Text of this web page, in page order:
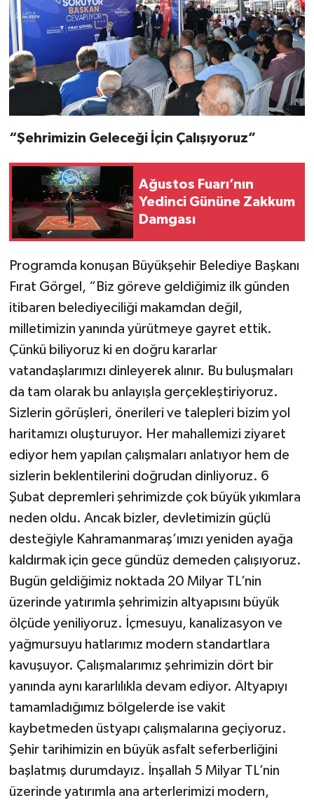
“Şehrimizin Geleceği İçin Çalışıyoruz”
Ağustos Fuarı’nın
Yedinci Gününe Zakkum
Damgası
Programda konuşan Büyükşehir Belediye Başkanı
Fırat Görgel, “Biz göreve geldiğimiz ilk günden
itibaren belediyeciliği makamdan değil,
milletimizin yanında yürütmeye gayret ettik.
Çünkü biliyoruz ki en doğru kararlar
vatandaşlarımızı dinleyerek alınır. Bu buluşmaları
da tam olarak bu anlayışla gerçekleştiriyoruz.
Sizlerin görüşleri, önerileri ve talepleri bizim yol
haritamızı oluşturuyor. Her mahallemizi ziyaret
ediyor hem yapılan çalışmaları anlatıyor hem de
sizlerin beklentilerini doğrudan dinliyoruz. 6
Şubat depremleri şehrimizde çok büyük yıkımlara
neden oldu. Ancak bizler, devletimizin güçlü
desteğiyle Kahramanmaraş’ımızı yeniden ayağa
kaldırmak için gece gündüz demeden çalışıyoruz.
Bugün geldiğimiz noktada 20 Milyar TL’nin
üzerinde yatırımla şehrimizin altyapısını büyük
ölçüde yeniliyoruz. İçmesuyu, kanalizasyon ve
yağmursuyu hatlarımız modern standartlara
kavuşuyor. Çalışmalarımız şehrimizin dört bir
yanında aynı kararlılıkla devam ediyor. Altyapıyı
tamamladığımız bölgelerde ise vakit
kaybetmeden üstyapı çalışmalarına geçiyoruz.
Şehir tarihimizin en büyük asfalt seferberliğini
başlatmış durumdayız. İnşallah 5 Milyar TL’nin
üzerinde yatırımla ana arterlerimizi modern,